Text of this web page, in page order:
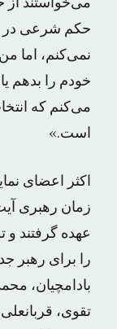
می‌خواستند از
حکم شرعی در
نمی‌کنم، اما
خودم را بدهم
می‌کنم که
است.»
زمان رهبری
عهده گرفتند
را برای رهبر
بادامچیان،
تقوی،